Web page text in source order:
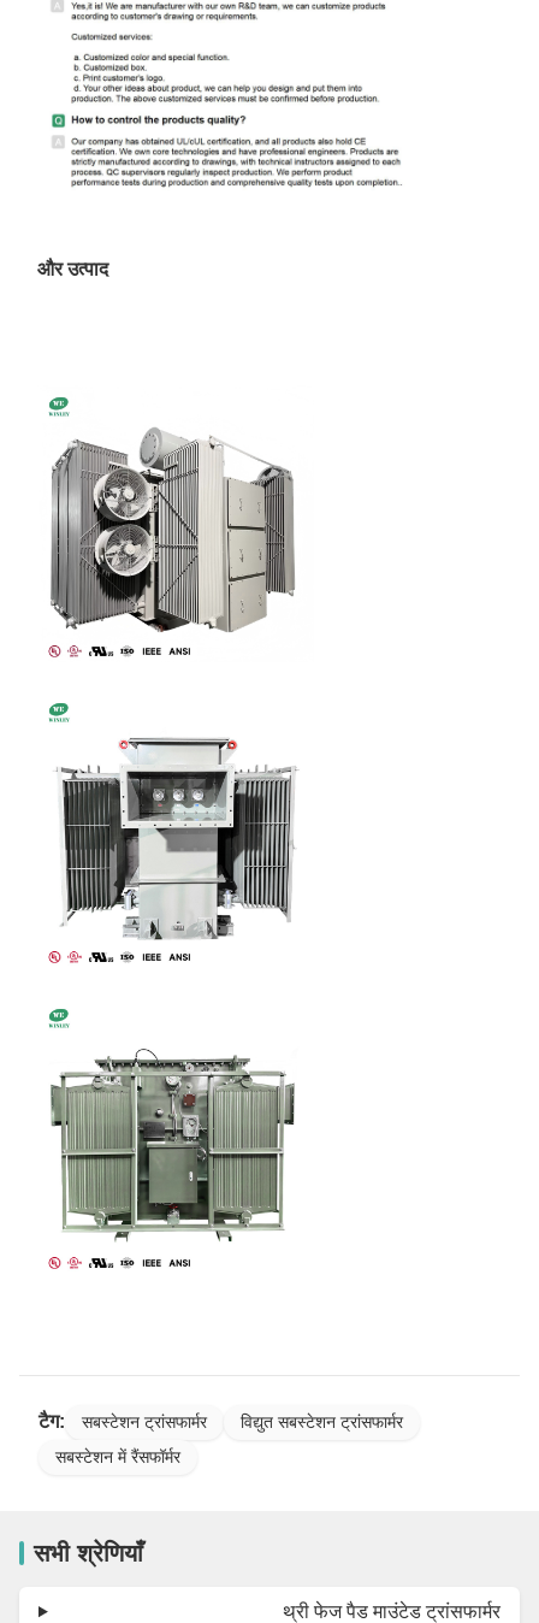
और उत्पाद
टैग: सबस्टेशन ट्रांसफार्मर
विद्युत सबस्टेशन ट्रांसफार्मर
सबस्टेशन में रैंसफॉर्मर
सभी श्रेणियाँ
थ्री फेज पैड माउंटेड ट्रांसफार्मर